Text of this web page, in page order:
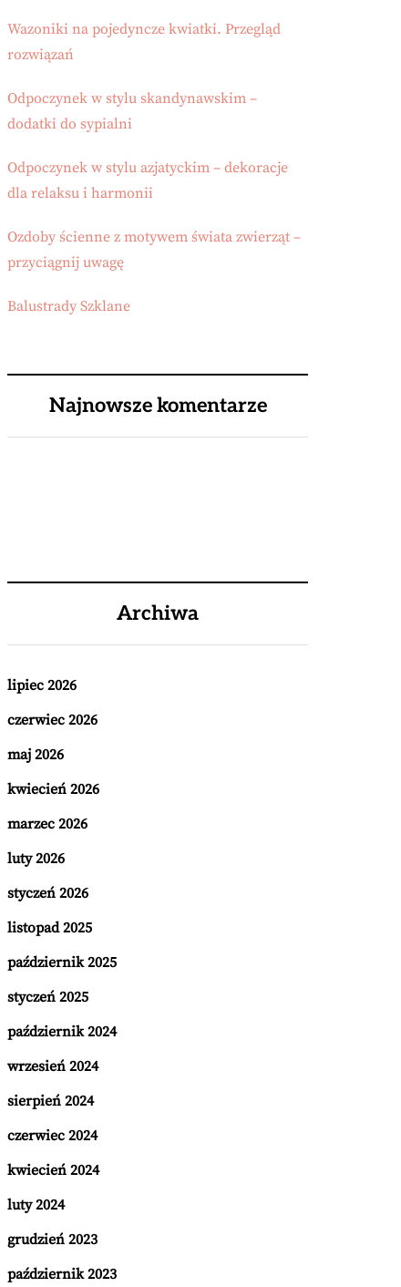
Wazoniki na pojedyncze kwiatki. Przegląd
rozwiązań
Odpoczynek w stylu skandynawskim –
dodatki do sypialni
Odpoczynek w stylu azjatyckim – dekoracje
dla relaksu i harmonii
Ozdoby ścienne z motywem świata zwierząt –
przyciągnij uwagę
Balustrady Szklane
Najnowsze komentarze
Archiwa
lipiec 2026
czerwiec 2026
maj 2026
kwiecień 2026
marzec 2026
luty 2026
styczeń 2026
listopad 2025
październik 2025
styczeń 2025
październik 2024
wrzesień 2024
sierpień 2024
czerwiec 2024
kwiecień 2024
luty 2024
grudzień 2023
październik 2023